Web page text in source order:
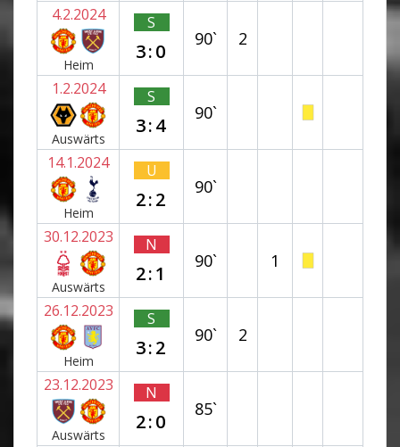
4.2.2024
Heim
S
3:0
90` 2
1.2.2024
Auswärts
S
3:4
90`
14.1.2024
Heim
U
2:2
90`
30.12.2023
Auswärts
N
2:1
90` 1
26.12.2023
Heim
S
3:2
90` 2
23.12.2023
Auswärts
N
2:0
85`